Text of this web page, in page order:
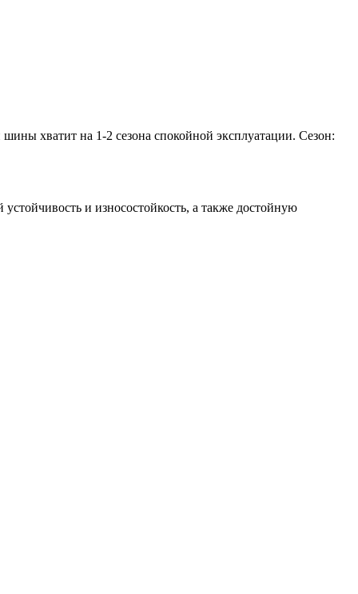
хватит на 1-2 сезона спокойной эксплуатации. Сезон:
и износостойкость, а также достойную